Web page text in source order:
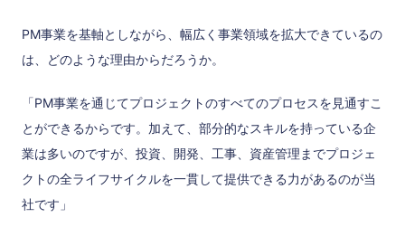
PM事業を基軸としながら、幅広く事業領域を拡大できているの
は、どのような理由からだろうか。
「PM事業を通じてプロジェクトのすべてのプロセスを見通すこ
とができるからです。加えて、部分的なスキルを持っている企
業は多いのですが、投資、開発、工事、資産管理までプロジェ
クトの全ライフサイクルを一貫して提供できる力があるのが当
社です」